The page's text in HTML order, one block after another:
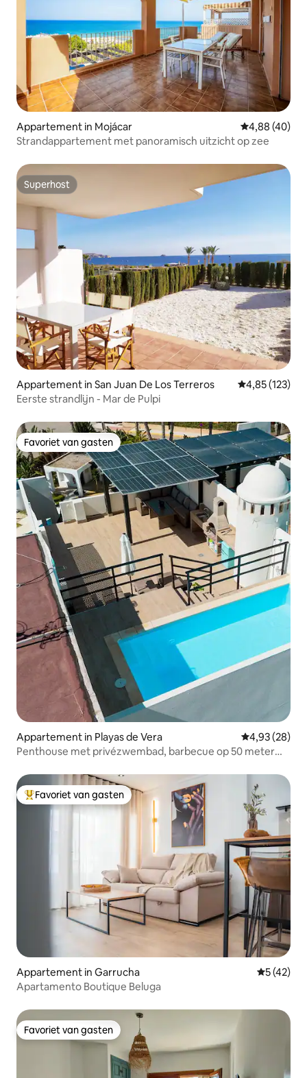
Appartement in Mojácar Gemiddelde
4,88 (40)
Strandappartement met panoramisch uitzicht op zee
Superhost
Superhost
Appartement in San Juan De Los Terreros Gemiddelde
4,85 (123)
Eerste strandlijn - Mar de Pulpi
Favoriet van gasten
Favoriet van gasten
Appartement in Playas de Vera Gemiddelde
4,93 (28)
Penthouse met privézwembad, barbecue op 50 meter
Topfavoriet van gasten
Favoriet van gasten
Appartement in Garrucha
5 (42)
Apartamento Boutique Beluga
Favoriet van gasten
Favoriet van gasten